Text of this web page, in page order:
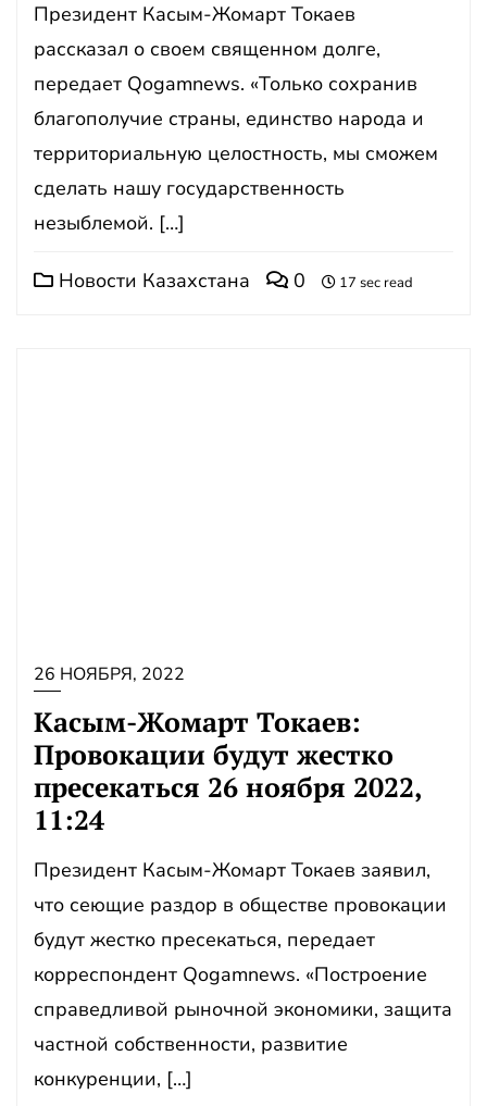
Президент Касым-Жомарт Токаев
рассказал о своем священном долге,
передает Qogamnews. «Только сохранив
благополучие страны, единство народа и
территориальную целостность, мы сможем
сделать нашу государственность
незыблемой. […]
Новости Казахстана 0 17 sec read
26 НОЯБРЯ, 2022
Касым-Жомарт Токаев:
Провокации будут жестко
пресекаться 26 ноября 2022,
11:24
Президент Касым-Жомарт Токаев заявил,
что сеющие раздор в обществе провокации
будут жестко пресекаться, передает
корреспондент Qogamnews. «Построение
справедливой рыночной экономики, защита
частной собственности, развитие
конкуренции, […]